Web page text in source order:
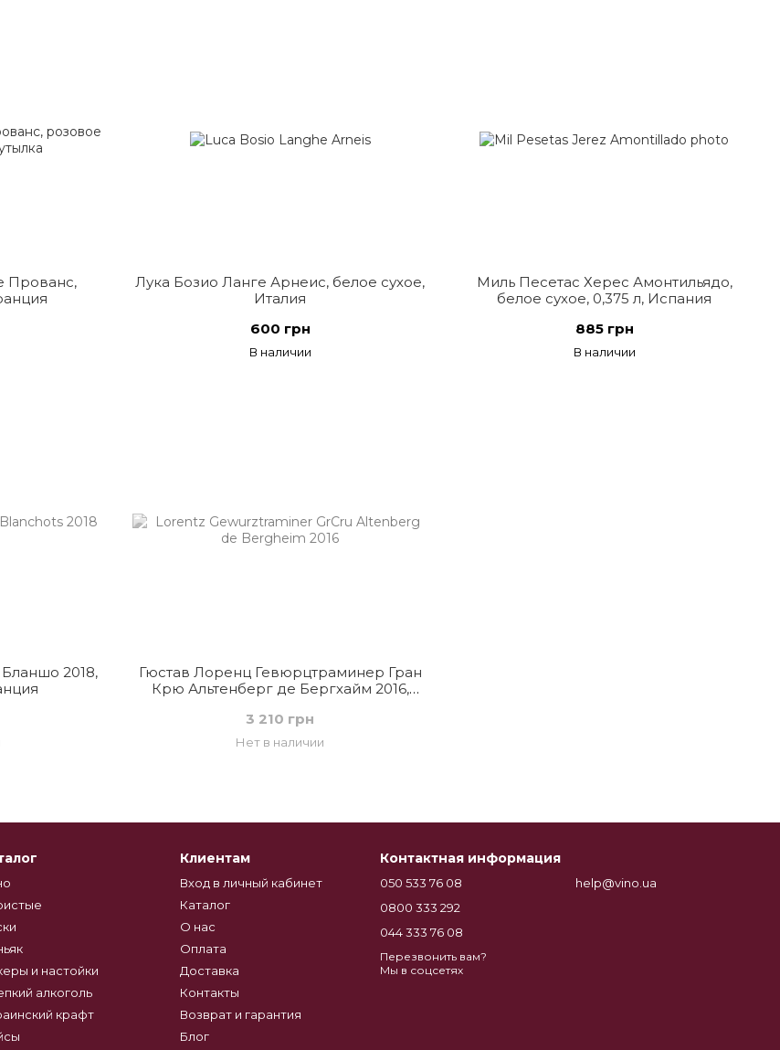
Прованс,
Лука Бозио Ланге Арнеис, белое сухое,
Италия
600 грн
В наличии
Миль Песетас Херес Амонтильядо,
белое сухое, 0,375 л, Испания
885 грн
В наличии
2018,
Гюстав Лоренц Гевюрцтраминер Гран
Крю Альтенберг де Бергхайм 2016,
3 210 грн
Нет в наличии
и настойки
алкоголь
крафт
Клиентам
Вход в личный кабинет
Каталог
О нас
Оплата
Доставка
Контакты
Возврат и гарантия
Блог
Контактная информация
050 533 76 08
0800 333 292
044 333 76 08
Перезвонить вам?
help@vino.ua
Мы в соцсетях